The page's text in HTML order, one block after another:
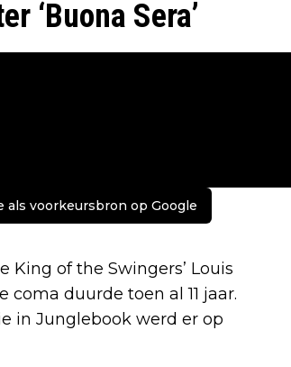
‘Buona Sera’
als voorkeursbron op Google
King of the Swingers’ Louis
duurde toen al 11 jaar.
in Junglebook werd er op